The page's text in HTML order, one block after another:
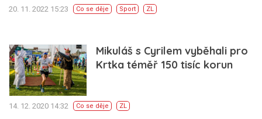
20. 11. 2022 15:23 Co se děje Sport ZL
Mikuláš s Cyrilem vyběhali pro
Krtka téměř 150 tisíc korun
14. 12. 2020 14:32 Co se děje ZL